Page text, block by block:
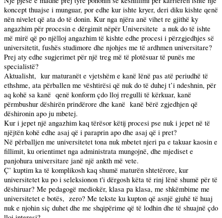
koncept thuajse i munguar, por edhe kur ishte kryer, deri diku kishte qenë
nën nivelet që ata do të donin. Kur nga njëra anë vihet re gjithë ky
angazhim për procesin e dërgimit nëpër Universitete a nuk do të ishte
më mirë që po njëlloj angazhim të kishte edhe procesi i përzgjedhjes së
universitetit, fushës studimore dhe njohjes me të ardhmen universitare?
Prej aty edhe sugjerimet për një treg më të plotësuar të punës me
specialistë?
Aktualisht, kur maturanët e vjetshëm e kanë lënë pas atë periudhë të
ethshme, ata përballen me vështirësi që nuk do të duhej t’i ndeshnin, për
aq kohë sa kanë qenë konform çdo lloj rregulli të kërkuar, kanë
përmbushur dëshirën prindërore dhe kanë kanë bërë zgjedhjen që
dëshironin apo ju mbetej.
Kur i jepet një angazhim kaq tërësor këtij procesi pse nuk i jepet në të
njëjtën kohë edhe asaj që i paraprin apo dhe asaj që i pret?
Në përballjen me universitetet tona nuk mbetet njeri pa e takuar kaosin e
fillimit, ku orientimet nga administrata mungojnë, dhe mjediset e
panjohura universitare janë një ankth më vete.
Ç’ kuptim ka të komplikosh kaq shumë maturën shtetërore, kur
universitetet ku po i seleksionon t'i dërgosh këta të rinj lënë shumë për të
dëshiruar? Me pedagogë mediokër, klasa pa klasa, me shkëmbime me
universitetet e botës, zero? Me tekste ku kupton që asnjë gjuhë të huaj
nuk e njohin siç duhet dhe me shqipërime që të lodhin dhe të shuajnë çdo